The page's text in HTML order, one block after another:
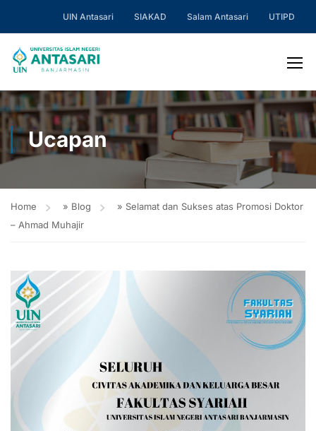
UIN Antasari SIAKAD Salam Antasari UTIPD
Ucapan
Home » Blog » Selamat dan Sukses atas Promosi Doktor
– Ahmad Muhajir